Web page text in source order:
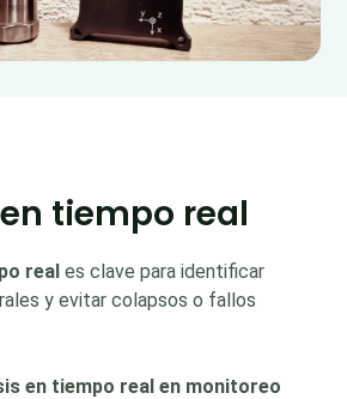
tiempo real
real es clave para identificar
y evitar colapsos o fallos
en tiempo real en monitoreo